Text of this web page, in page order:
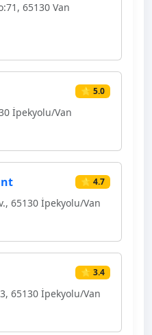
65130 Van
⭐ 5.0
İpekyolu/Van
⭐ 4.7
65130 İpekyolu/Van
⭐ 3.4
65130 İpekyolu/Van